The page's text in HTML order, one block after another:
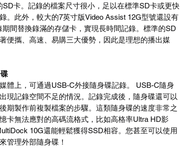
卡。記錄的檔案尺寸很小，足以在標準SD卡或更快
。此外，較大的7英寸版Video Assist 12G型號還設有
間替換錄滿的存儲卡，實現長時間記錄。標準的SD
便攜、高速、易購三大優勢，因此是理想的播出媒
體上，可通過USB-C外接隨身碟記錄。 USB-C隨身
現記錄空間不足的情況。記錄完成後，隨身碟還可以
期製作前複製檔案的步驟。這類隨身碟的速度非常之
卡無法應對的高碼流格式，比如高格率Ultra HD影
10G還能輕鬆獲得SSD相容。您甚至可以使用
管理外部隨身碟！